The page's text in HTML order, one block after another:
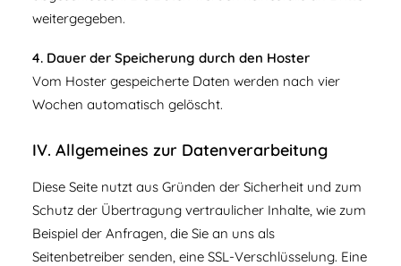
weitergegeben.
4. Dauer der Speicherung durch den Hoster
Vom Hoster gespeicherte Daten werden nach vier
Wochen automatisch gelöscht.
IV. Allgemeines zur Datenverarbeitung
Diese Seite nutzt aus Gründen der Sicherheit und zum
Schutz der Übertragung vertraulicher Inhalte, wie zum
Beispiel der Anfragen, die Sie an uns als
Seitenbetreiber senden, eine SSL-Verschlüsselung. Eine